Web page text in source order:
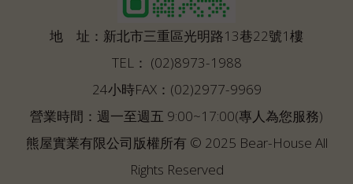
地 址：新北市三重區光明路13巷22號1樓
TEL： (02)8973-1988
24小時FAX：(02)2977-9969
營業時間：週一至週五 9:00~17:00(專人為您服務)
熊屋實業有限公司版權所有 © 2025 Bear-House All
Rights Reserved